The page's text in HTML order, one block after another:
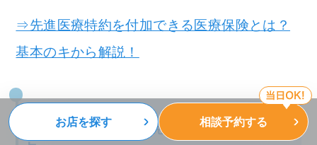
相談予約する
お店を探す
⇒先進医療特約を付加できる医療保険とは？
基本のキから解説！
４．先進医療特約で見過ごされがちな注意